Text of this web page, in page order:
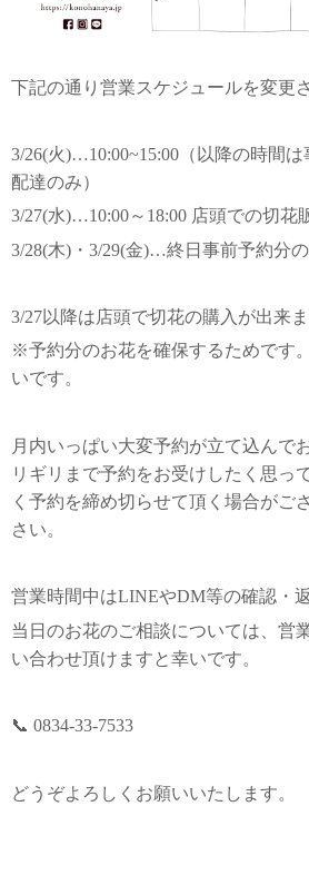
下記の通り営業スケジュールを変更
3/26(火)…10:00~15:00（以降の時間は
配達のみ）
3/27(水)…10:00～18:00 店頭での切花
3/28(木)・3/29(金)…終日事前予約分
3/27以降は店頭で切花の購入が出来ま
※予約分のお花を確保するためです
いです。
月内いっぱい大変予約が立て込んで
リギリまで予約をお受けしたく思っ
く予約を締め切らせて頂く場合がご
さい。
営業時間中はLINEやDM等の確認・
当日のお花のご相談については、営
い合わせ頂けますと幸いです。
📞 0834-33-7533
どうぞよろしくお願いいたします。